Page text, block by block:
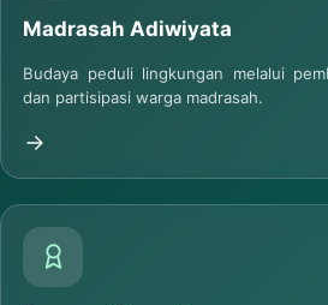
Madrasah Adiwiyata
Budaya peduli lingkungan melalui
dan partisipasi warga madrasah.